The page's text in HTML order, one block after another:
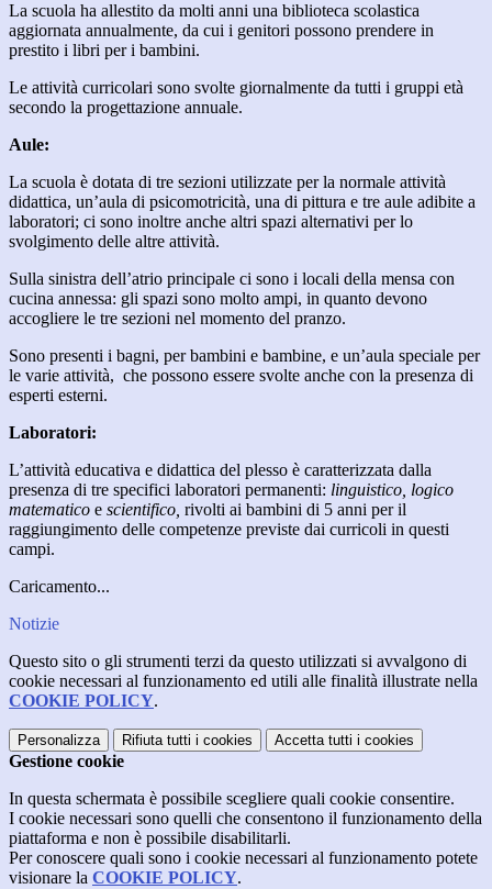
La scuola ha allestito da molti anni una biblioteca scolastica
aggiornata annualmente, da cui i genitori possono prendere in
prestito i libri per i bambini.
Le attività curricolari sono svolte giornalmente da tutti i gruppi età
secondo la progettazione annuale.
Aule:
La scuola è dotata di tre sezioni utilizzate per la normale attività
didattica, un’aula di psicomotricità, una di pittura e tre aule adibite a
laboratori; ci sono inoltre anche altri spazi alternativi per lo
svolgimento delle altre attività.
Sulla sinistra dell’atrio principale ci sono i locali della mensa con
cucina annessa: gli spazi sono molto ampi, in quanto devono
accogliere le tre sezioni nel momento del pranzo.
Sono presenti i bagni, per bambini e bambine, e un’aula speciale per
le varie attività, che possono essere svolte anche con la presenza di
esperti esterni.
Laboratori:
L’attività educativa e didattica del plesso è caratterizzata dalla
presenza di tre specifici laboratori permanenti: linguistico, logico
matematico e scientifico, rivolti ai bambini di 5 anni per il
raggiungimento delle competenze previste dai curricoli in questi
campi.
Caricamento...
Notizie
Questo sito o gli strumenti terzi da questo utilizzati si avvalgono di
cookie necessari al funzionamento ed utili alle finalità illustrate nella
COOKIE POLICY.
Personalizza Rifiuta tutti i cookies Accetta tutti i cookies
Gestione cookie
In questa schermata è possibile scegliere quali cookie consentire.
I cookie necessari sono quelli che consentono il funzionamento della
piattaforma e non è possibile disabilitarli.
Per conoscere quali sono i cookie necessari al funzionamento potete
visionare la COOKIE POLICY.